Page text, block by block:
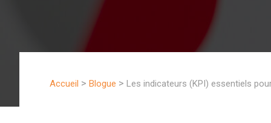
Accueil > Blogue > Les indicateurs (KPI) essentiels